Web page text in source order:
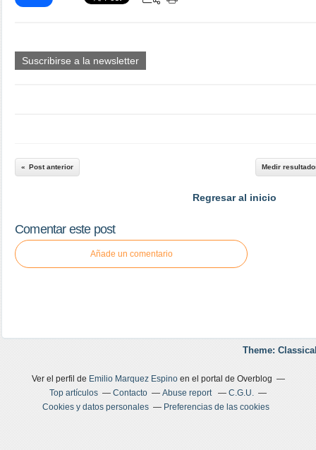
Suscribirse a la newsletter
Post anterior Medir
Regresar al inicio
Comentar este post
Añade un comentario
Theme:
Ver el perfil de Emilio Marquez Espinoen el portal de Overblog
Top artículos
Contacto Abuse report
C.G.U.
Cookies y datos personales
Preferencias de las cookies